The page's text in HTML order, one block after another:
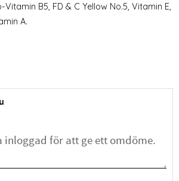
Vitamin B5, FD & C Yellow No.5, Vitamin E,
A.